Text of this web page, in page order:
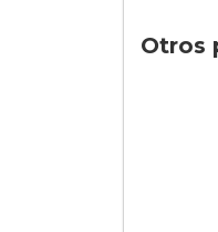
Otros